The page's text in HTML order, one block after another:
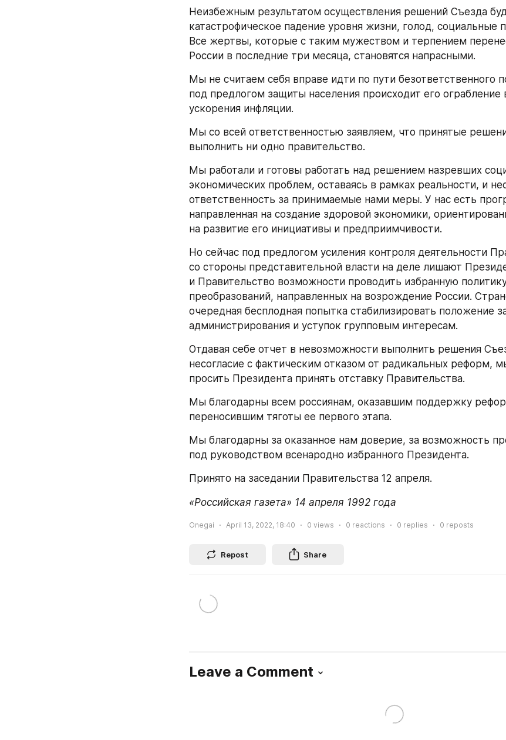
Неизбежным результатом осуществления решений Съезда
катастрофическое падение уровня жизни, голод, социальные
Все жертвы, которые с таким мужеством и терпением
России в последние три месяца, становятся напрасными.
Мы не считаем себя вправе идти по пути безответственного
под предлогом защиты населения происходит его ограбление
ускорения инфляции.
Мы со всей ответственностью заявляем, что принятые
выполнить ни одно правительство.
Мы работали и готовы работать над решением назревших
экономических проблем, оставаясь в рамках реальности, и
ответственность за принимаемые нами меры. У нас есть
направленная на создание здоровой экономики,
на развитие его инициативы и предприимчивости.
Но сейчас под предлогом усиления контроля деятельности
со стороны представительной власти на деле лишают
и Правительство возможности проводить избранную
преобразований, направленных на возрождение России.
очередная бесплодная попытка стабилизировать положение
администрирования и уступок групповым интересам.
Отдавая себе отчет в невозможности выполнить решения
несогласие с фактическим отказом от радикальных реформ,
просить Президента принять отставку Правительства.
Мы благодарны всем россиянам, оказавшим поддержку
переносившим тяготы ее первого этапа.
Мы благодарны за оказанное нам доверие, за возможность
под руководством всенародно избранного Президента.
Принято на заседании Правительства 12 апреля.
«Российская газета» 14 апреля 1992 года
Onegai April 13, 2022, 18:40 0 views 0 reactions 0 replies 0 reposts
Repost Share
Leave a Comment